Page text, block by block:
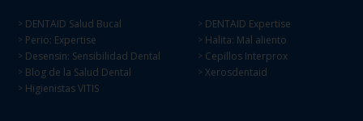
> DENTAID Salud Bucal
> Perio: Expertise
> Desensin: Sensibilidad Dental
> Blog de la Salud Dental
> Higienistas VITIS
> DENTAID Expertise
> Halita: Mal aliento
> Cepillos Interprox
> Xerosdentaid